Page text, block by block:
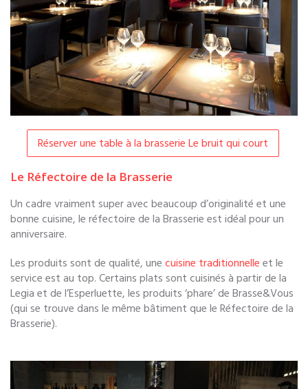
Réserver une table à la brasserie Le bruit qui court
Le Réfectoire de la Brasserie
Un cadre vraiment super avec beaucoup d’originalité et une
bonne cuisine, le réfectoire de la Brasserie est idéal pour un
anniversaire.
Les produits sont de qualité, unecuisine traditionnelleet le
service est au top. Certains plats sont cuisinés à partir de la
Legia et de l’Esperluette, les produits ‘phare’ de Brasse&Vous
(qui se trouve dans le même bâtiment que le Réfectoire de la
Brasserie).